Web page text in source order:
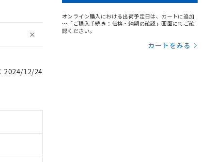
2024/12/24
オンライン購入における出荷予定日は、カートに追加
～「ご購入手続き：価格・納期の確認」画面にてご確
認ください。
カートをみる